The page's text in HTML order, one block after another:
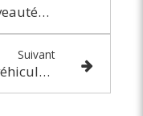
Les principales nouveautés sociales en 2026 pour les artistes-auteurs
Suivant
Tarifs de dépannage des véhicules légers sur autoroutes et routes express - Année 2026